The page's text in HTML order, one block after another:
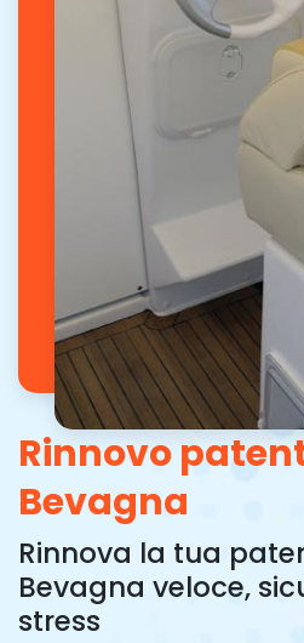
Rinnovo
Bevagna
Rinnova la tua
Bevagna veloce,
stress